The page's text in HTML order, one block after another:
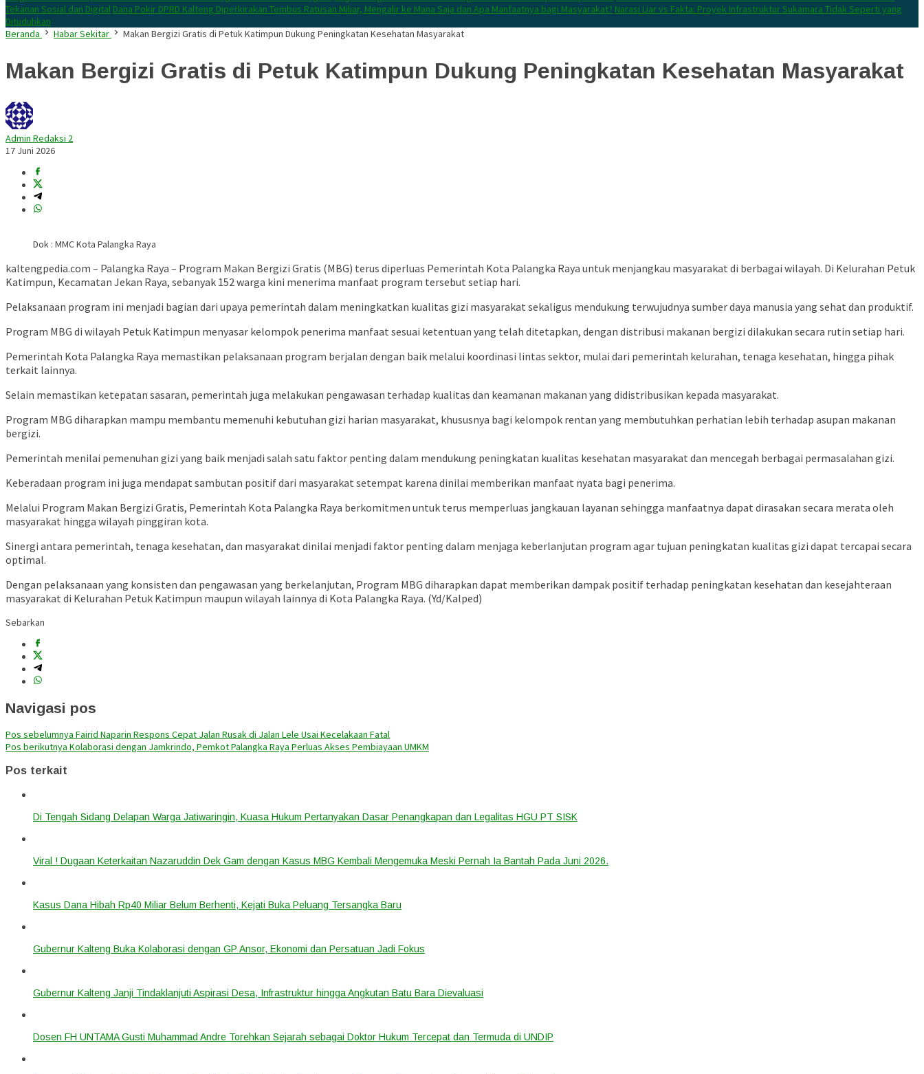
Tekanan Sosial dan Digital Dana Pokir DPRD Kalteng Diperkirakan Tembus Ratusan Miliar, Mengalir ke Mana Saja dan Apa Manfaatnya bagi Masyarakat? Narasi Liar vs Fakta: Proyek Infrastruktur Sukamara Tidak Seperti yang
Dituduhkan
Beranda
Habar Sekitar Makan Bergizi Gratis di Petuk Katimpun Dukung Peningkatan Kesehatan Masyarakat
Makan Bergizi Gratis di Petuk Katimpun Dukung Peningkatan Kesehatan Masyarakat
Admin Redaksi 2
17 Juni 2026
Dok : MMC Kota Palangka Raya
kaltengpedia.com – Palangka Raya – Program Makan Bergizi Gratis (MBG) terus diperluas Pemerintah Kota Palangka Raya untuk menjangkau masyarakat di berbagai wilayah. Di Kelurahan Petuk
Katimpun, Kecamatan Jekan Raya, sebanyak 152 warga kini menerima manfaat program tersebut setiap hari.
Pelaksanaan program ini menjadi bagian dari upaya pemerintah dalam meningkatkan kualitas gizi masyarakat sekaligus mendukung terwujudnya sumber daya manusia yang sehat dan produktif.
Program MBG di wilayah Petuk Katimpun menyasar kelompok penerima manfaat sesuai ketentuan yang telah ditetapkan, dengan distribusi makanan bergizi dilakukan secara rutin setiap hari.
Pemerintah Kota Palangka Raya memastikan pelaksanaan program berjalan dengan baik melalui koordinasi lintas sektor, mulai dari pemerintah kelurahan, tenaga kesehatan, hingga pihak
terkait lainnya.
Selain memastikan ketepatan sasaran, pemerintah juga melakukan pengawasan terhadap kualitas dan keamanan makanan yang didistribusikan kepada masyarakat.
Program MBG diharapkan mampu membantu memenuhi kebutuhan gizi harian masyarakat, khususnya bagi kelompok rentan yang membutuhkan perhatian lebih terhadap asupan makanan
bergizi.
Pemerintah menilai pemenuhan gizi yang baik menjadi salah satu faktor penting dalam mendukung peningkatan kualitas kesehatan masyarakat dan mencegah berbagai permasalahan gizi.
Keberadaan program ini juga mendapat sambutan positif dari masyarakat setempat karena dinilai memberikan manfaat nyata bagi penerima.
Melalui Program Makan Bergizi Gratis, Pemerintah Kota Palangka Raya berkomitmen untuk terus memperluas jangkauan layanan sehingga manfaatnya dapat dirasakan secara merata oleh
masyarakat hingga wilayah pinggiran kota.
Sinergi antara pemerintah, tenaga kesehatan, dan masyarakat dinilai menjadi faktor penting dalam menjaga keberlanjutan program agar tujuan peningkatan kualitas gizi dapat tercapai secara
optimal.
Dengan pelaksanaan yang konsisten dan pengawasan yang berkelanjutan, Program MBG diharapkan dapat memberikan dampak positif terhadap peningkatan kesehatan dan kesejahteraan
masyarakat di Kelurahan Petuk Katimpun maupun wilayah lainnya di Kota Palangka Raya. (Yd/Kalped)
Sebarkan
Navigasi pos
Pos sebelumnya Fairid Naparin Respons Cepat Jalan Rusak di Jalan Lele Usai Kecelakaan Fatal
Pos berikutnya Kolaborasi dengan Jamkrindo, Pemkot Palangka Raya Perluas Akses Pembiayaan UMKM
Pos terkait
Di Tengah Sidang Delapan Warga Jatiwaringin, Kuasa Hukum Pertanyakan Dasar Penangkapan dan Legalitas HGU PT SISK
Viral ! Dugaan Keterkaitan Nazaruddin Dek Gam dengan Kasus MBG Kembali Mengemuka Meski Pernah Ia Bantah Pada Juni 2026.
Kasus Dana Hibah Rp40 Miliar Belum Berhenti, Kejati Buka Peluang Tersangka Baru
Gubernur Kalteng Buka Kolaborasi dengan GP Ansor, Ekonomi dan Persatuan Jadi Fokus
Gubernur Kalteng Janji Tindaklanjuti Aspirasi Desa, Infrastruktur hingga Angkutan Batu Bara Dievaluasi
Dosen FH UNTAMA Gusti Muhammad Andre Torehkan Sejarah sebagai Doktor Hukum Tercepat dan Termuda di UNDIP